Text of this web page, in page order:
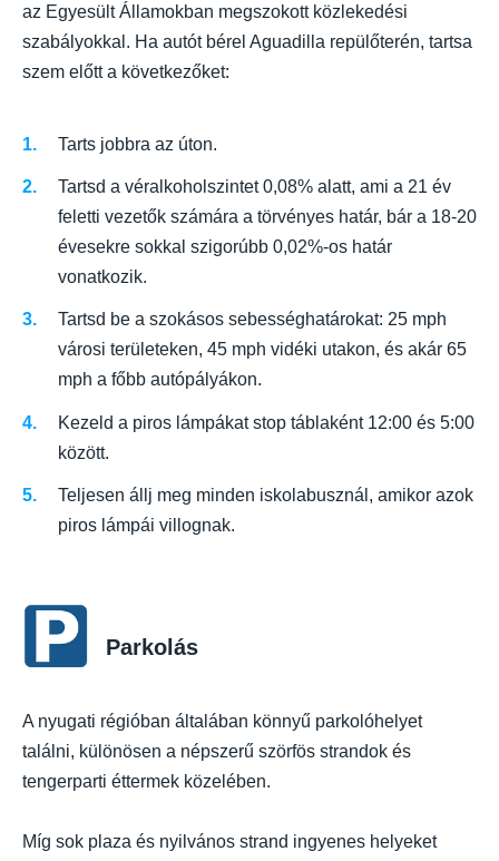
az Egyesült Államokban megszokott közlekedési
szabályokkal. Ha autót bérel Aguadilla repülőterén, tartsa
szem előtt a következőket:
Tarts jobbra az úton.
Tartsd a véralkoholszintet 0,08% alatt, ami a 21 év
feletti vezetők számára a törvényes határ, bár a 18-20
évesekre sokkal szigorúbb 0,02%-os határ
vonatkozik.
Tartsd be a szokásos sebességhatárokat: 25 mph
városi területeken, 45 mph vidéki utakon, és akár 65
mph a főbb autópályákon.
Kezeld a piros lámpákat stop táblaként 12:00 és 5:00
között.
Teljesen állj meg minden iskolabusznál, amikor azok
piros lámpái villognak.
Parkolás
A nyugati régióban általában könnyű parkolóhelyet
találni, különösen a népszerű szörfös strandok és
tengerparti éttermek közelében.
Míg sok plaza és nyilvános strand ingyenes helyeket